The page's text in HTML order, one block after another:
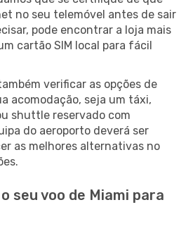
no seu telemóvel antes de sair
pode encontrar a loja mais
cartão SIM local para fácil
verificar as opções de
acomodação, seja um táxi,
shuttle reservado com
do aeroporto deverá ser
as melhores alternativas no
seu voo de Miami para